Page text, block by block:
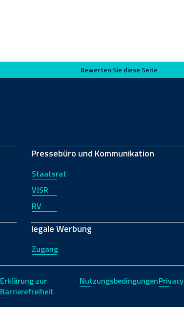
Bewerten Sie diese Seite
Pressebüro und Kommunikation
Staatsrat
VJSR
RV
legale Werbung
Zugang
Erklärung zur
Barrierefreiheit
NutzungsbedingungenPrivacy